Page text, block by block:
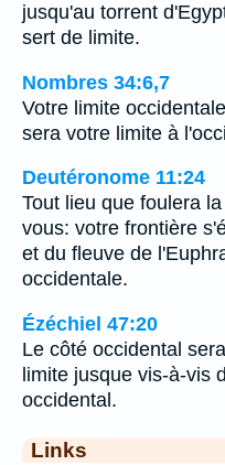
jusqu'au torrent
sert de limite.
Nombres 34:6,7
Votre limite
sera votre limite à
Deutéronome 11:24
Tout lieu que foulera
vous: votre frontière
et du fleuve de
occidentale.
Ézéchiel 47:20
Le côté occidental
limite jusque vis-à-vis
occidental.
Links